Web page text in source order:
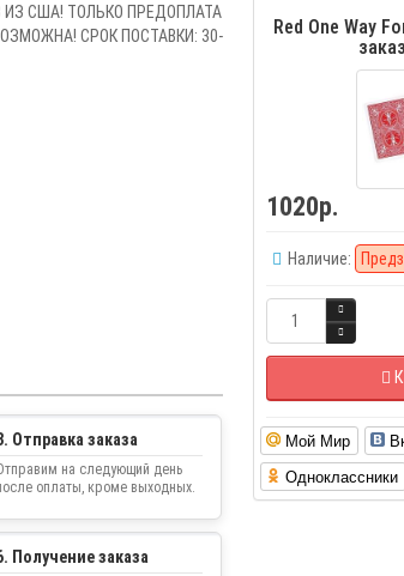
США! ТОЛЬКО ПРЕДОПЛАТА
СРОК ПОСТАВКИ: 30-
Red One Way
1020р.
Наличие:
Мой Мир
Одноклассники
Отправка заказа
на следующий день
оплаты, кроме выходных.
Получение заказа